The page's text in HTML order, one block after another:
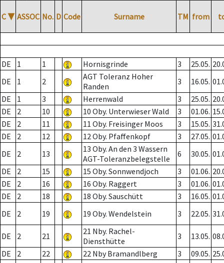
C ▼ ASSOC No. D Code Surname TM from
DE 1 1 Hornisgrinde 3 25.05.
DE
1 2
AGT Toleranz Hoher
Randen
3 16.05.
DE
1 3 Herrenwald 3 25.05.
DE
2 10 10 Oby. Unterwieser Wald 3 01.06.
DE
2 11 11 Oby. Freisinger Moos 3 15.05.
DE
2 12 12 Oby. Pfaffenkopf 3 27.05.
DE
2 13
13 Oby. An den 3 Wassern
AGT-Toleranzbelegstelle
6 30.05.
DE
2 15 15 Oby. Sonnwendjoch 3 01.06.
DE
2 16 16 Oby. Raggert 3 01.06.
DE
2 18 18 Oby. Sauschütt 3 16.05.
DE
2 19 19 Oby. Wendelstein 3 22.05.
DE 2 21
21 Nby. Rachel-
Diensthütte
3 13.05.
DE
2 22 22 Nby Bramandlberg 3 09.05.